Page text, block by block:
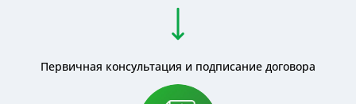
Первичная консультация и подписание договора